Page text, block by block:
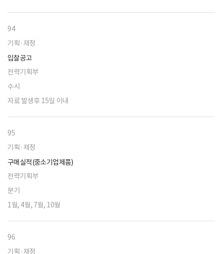
94
기획·재정
입찰공고
전략기획부
수시
자료 발생후 15일 이내
95
기획·재정
구매실적(중소기업제품)
전략기획부
분기
1월, 4월, 7월, 10월
96
기획·재정